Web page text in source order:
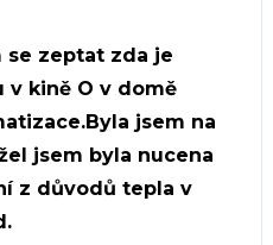
se zeptat zda je
v kině O v domě
jsem na
jsem byla nucena
z důvodů tepla v